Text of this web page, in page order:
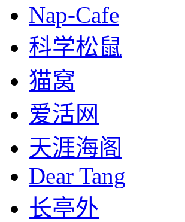
Nap-Cafe
科学松鼠
猫窝
爱活网
天涯海阁
Dear Tang
长亭外